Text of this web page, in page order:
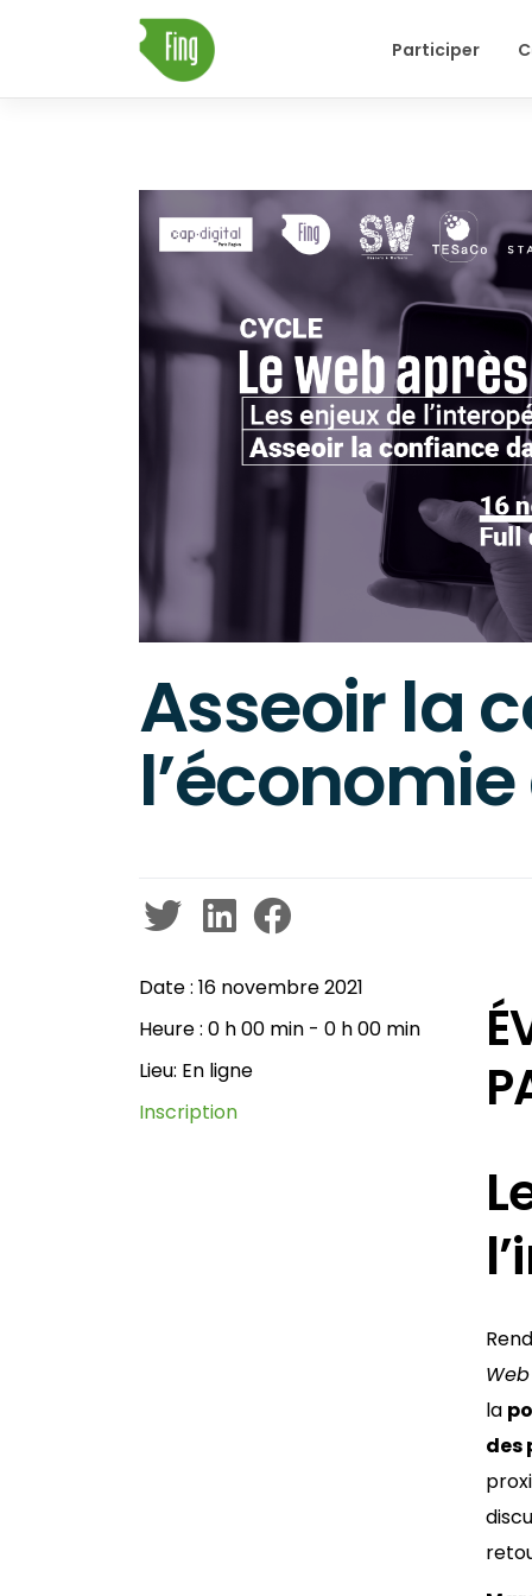
Participer
Asseoir la
Date : 16 novembre 2021
Heure : 0 h 00 min - 0 h 00 min
Lieu: En ligne
Inscription
la
des